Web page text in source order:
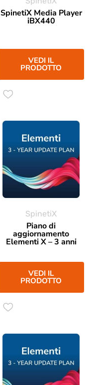
SpinetiX Media Player
iBX440
VEDI IL
PRODOTTO
SpinetiX
Piano di
aggiornamento
Elementi X – 3 anni
VEDI IL
PRODOTTO